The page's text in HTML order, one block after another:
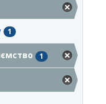
1
1